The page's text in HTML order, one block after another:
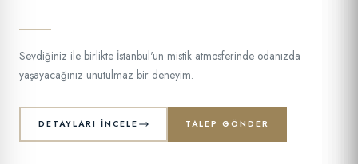
Sevdiğiniz ile birlikte İstanbul'un mistik atmosferinde odanızda
yaşayacağınız unutulmaz bir deneyim.
DETAYLARI İNCELE TALEP GÖNDER